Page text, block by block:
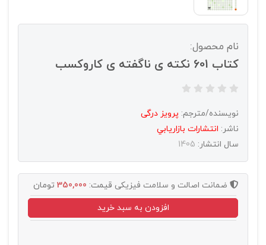
نام محصول:
کتاب 601 نکته ی ناگفته ی کاروکسب
نویسنده/مترجم: پرویز درگی
ناشر: انتشارات بازاريابي
سال انتشار: 1405
ضمانت اصالت و سلامت فیزیکی قیمت: 350,000 تومان
افزودن به سبد خرید